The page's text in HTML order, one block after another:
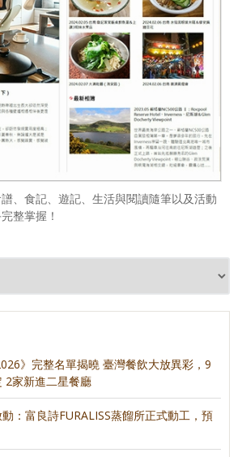
、食記、遊記、生活與閱讀隨筆以及活動
整掌握！
》完整名單揭曉 臺灣餐飲大放異彩，9
2家新進二星餐廳
：富良詩FURALISS蒸餾所正式動工，預